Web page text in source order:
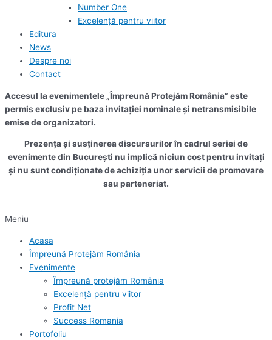
Number One
Excelență pentru viitor
Editura
News
Despre noi
Contact
Accesul la evenimentele „Împreună Protejăm România” este
permis exclusiv pe baza invitației nominale și netransmisibile
emise de organizatori.
Prezența și susținerea discursurilor în cadrul seriei de
evenimente din București nu implică niciun cost pentru invitați
și nu sunt condiționate de achiziția unor servicii de promovare
sau parteneriat.
Meniu
Acasa
Împreună Protejăm România
Evenimente
Împreună protejăm România
Excelență pentru viitor
Profit Net
Success Romania
Portofoliu